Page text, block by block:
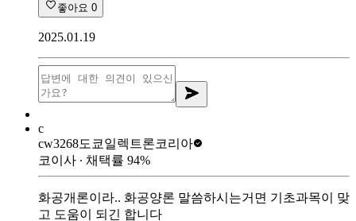
좋아요 0
2025.01.19
c
cw3268도쿄일렉트론코리아
코이사 ∙ 채택률 94%
화공개론이라.. 화공양론 말씀하시는거면 기초과목이 맞
고 도움이 되긴 합니다